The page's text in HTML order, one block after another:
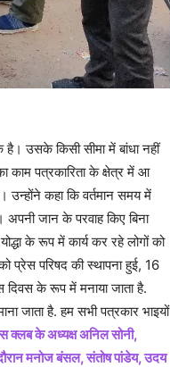
है। उसके किसी सीमा में बांधा नहीं
काम पत्रकारिता के क्षेत्र में आ
कहा कि वर्तमान समय में
अपनी जान के परवाह किए बिना
के रूप में कार्य कर रहे लोगों को
प्रेस परिषद की स्थापना हुई, 16
के रूप में मनाया जाता है.
जाता है. हम सभी पत्रकार भाइयों
क्लब के अध्यक्ष अनिल सोनी,
मनोज बंसल, संतोष पांडेय, उदय